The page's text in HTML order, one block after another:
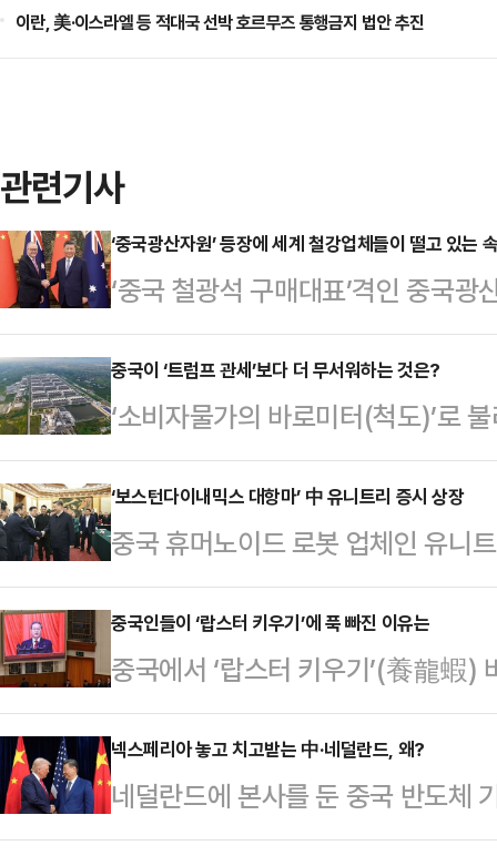
이란, 美·이스라엘 등 적대국 선박 호르무즈 통행금지 법안 추진
관련기사
‘중국광산자원’ 등장에 세계 철강업체들이 떨고 있는
‘중국 철광석 구매대표’격인 중국
하고 있다. 2500억 달러(약 370조
시장에서 막강한 '바잉파워
이라는 지위를 활용해 철광석 가격
달러화에서 중국 위안(元)화로 바
중국 정부가 철광석 구매창구를 단
자원(中國礦産資源)그룹(CMRG)
눈’으로 떠올…
중국이 ‘트럼프 관세’보다 더 무서워하는 것은?
‘소비자물가의 바로미터(척도)’로
중국 정부의 고민이 깊어지고 있다.
앓고 있는 마당에 돼지고기 가격마
(물가 수준의 지속적 하락) 우려를
는 전국 농산물 도매시장의 돼지고
기간보다 20% 이상 급락한 kg당
중국 경제매체 재련사(財聯社) 등
16위안 아래로 …
‘보스턴다이내믹스 대항마’ 中 유니트리 증시 상장
중국 휴머노이드 로봇 업체인 유
업공개(IPO) 절차에 들어갔다. 중
번 IPO는 지난 몇 년 새 중국 내 테
될 전망이다. 특히 유니트리가 IPO
휴머노이드 시장에 지각 변동이 일
(上海)증권거래소는 지난 20일 유
촹반(科創板)에 상장하겠다고 신
블룸…
중국인들이 ‘랍스터 키우기’에 푹 빠진 이유는
중국에서 ‘랍스터 키우기’(養龍蝦)
픈소스 인공지능(AI) 에이전트인
음에도 랍스터 키우기 열풍이 사그
고 있다. 랍스터는 중국인들이 오
터가 빨간 랍스터인 오픈클로 설치
넥스페리아 놓고 치고받는 中·네덜란드, 왜?
네덜란드에 본사를 둔 중국 반도
體)의 네덜란드 암스테르담 본부는